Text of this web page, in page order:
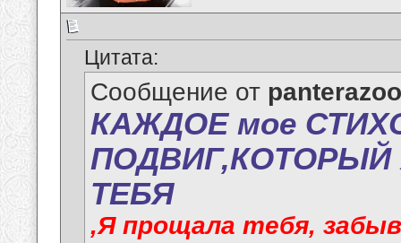
Цитата:
Сообщение от
КАЖДОЕ мое
ТЕБЯ
,Я прощала тебя,